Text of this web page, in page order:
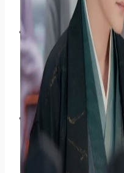
Cộng Đồng Mạng
Hot Trend & Viral
Câu Chuyện Hài
Góc Cộng Đồng
Góc Nhìn
Phân Tích Drama
Review Sự Kiện
Bình Luận